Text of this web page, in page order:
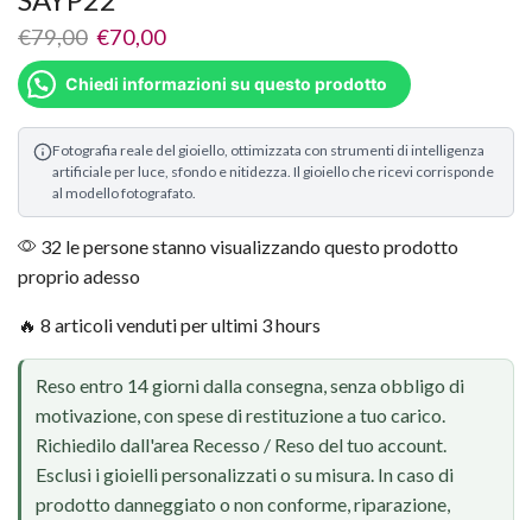
€79,00 €70,00
Chiedi informazioni su questo prodotto
Fotografia reale del gioiello, ottimizzata con strumenti di intelligenza
artificiale per luce, sfondo e nitidezza. Il gioiello che ricevi corrisponde
al modello fotografato.
32 le persone stanno visualizzando questo prodotto
proprio adesso
🔥 8 articoli venduti per ultimi 3 hours
Reso entro 14 giorni dalla consegna, senza obbligo di
motivazione, con spese di restituzione a tuo carico.
Richiedilo dall'area Recesso / Reso del tuo account.
Esclusi i gioielli personalizzati o su misura. In caso di
prodotto danneggiato o non conforme, riparazione,